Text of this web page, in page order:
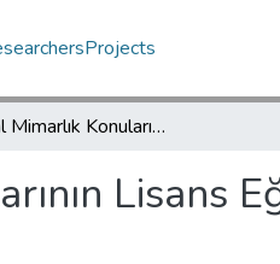
Projects
Biyodijital Mimarlık Konularının Lisans Eğitimine Uyarlanması Üzerine bir Araştırma
Lisans